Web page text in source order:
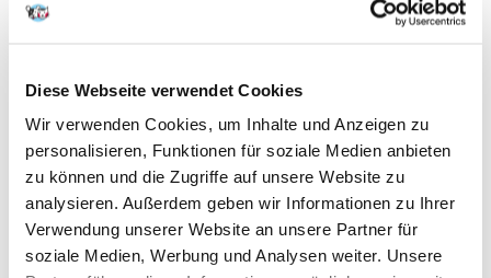
Diese Webseite verwendet Cookies
Wir verwenden Cookies, um Inhalte und Anzeigen zu
personalisieren, Funktionen für soziale Medien anbieten
zu können und die Zugriffe auf unsere Website zu
analysieren. Außerdem geben wir Informationen zu Ihrer
Verwendung unserer Website an unsere Partner für
soziale Medien, Werbung und Analysen weiter. Unsere
Speziell gegen Juckreiz bei Hunden. Lindert Reizungen und beruhigt
selbst verhärtete Haut. Tintenfischextrakt, der Hauptbestandteil der
Formel, beruhigt gereizte Haut und beschleunigt die Heilung, während
ungesättigte Fettsäuren die untersten Hautschichten mit Feuchtigkeit
versorgen.
Packungsgröße: 120ml